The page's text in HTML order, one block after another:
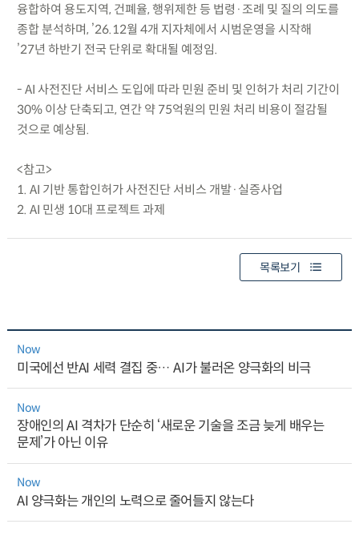
융합하여 용도지역, 건폐율, 행위제한 등 법령·조례 및 질의 의도를
종합 분석하며, ’26.12월 4개 지자체에서 시범운영을 시작해
’27년 하반기 전국 단위로 확대될 예정임.
- AI 사전진단 서비스 도입에 따라 민원 준비 및 인허가 처리 기간이
30% 이상 단축되고, 연간 약 75억원의 민원 처리 비용이 절감될
것으로 예상됨.
<참고>
1. AI 기반 통합인허가 사전진단 서비스 개발·실증사업
2. AI 민생 10대 프로젝트 과제
목록보기
Now
미국에선 반AI 세력 결집 중… AI가 불러온 양극화의 비극
Now
장애인의 AI 격차가 단순히 ‘새로운 기술을 조금 늦게 배우는
문제’가 아닌 이유
Now
AI 양극화는 개인의 노력으로 줄어들지 않는다